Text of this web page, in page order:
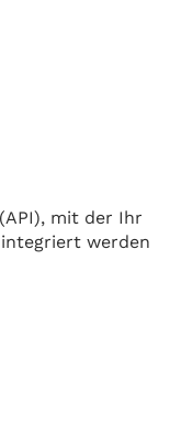
mit der Ihr
werden